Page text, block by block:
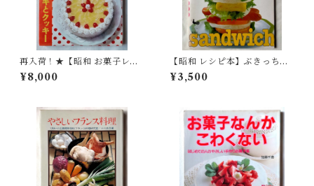
再入荷！★【昭和 お菓子レシ
ピ本】見ながらつくれる手づ
くりのケーキとクッキー（昭
¥8,000
【昭和 レシピ本】ぶきっちょ
さんのサンドイッチ（昭和57
年）ONDORI
¥3,500